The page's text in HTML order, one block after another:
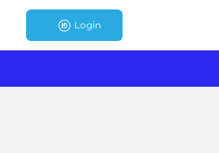
Login